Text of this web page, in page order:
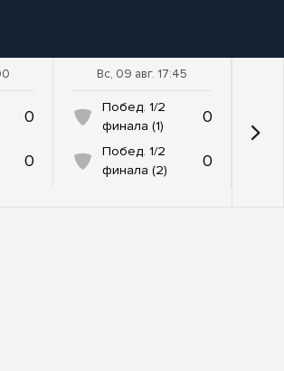
0
0
Вс, 09 авг. 17:45
Побед. 1/2
финала (1)
0
Побед. 1/2
финала (2)
0